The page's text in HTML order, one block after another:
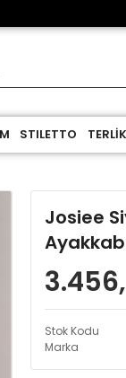
STILETTO TERLİK
Josiee
Stok Kodu
Marka